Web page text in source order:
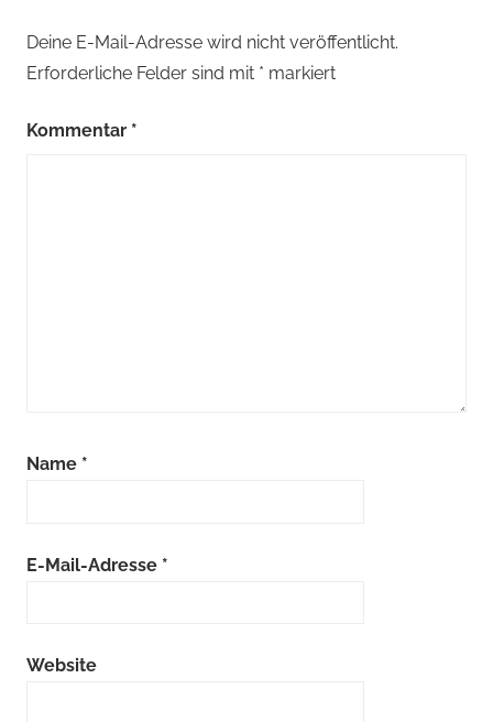
Deine E-Mail-Adresse wird nicht veröffentlicht.
Erforderliche Felder sind mit * markiert
Kommentar *
Name *
E-Mail-Adresse *
Website